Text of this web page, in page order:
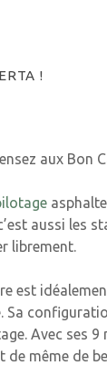
!
aux Bon
asphalte
aussi
librement.
est
Sa
Avec ses
même de